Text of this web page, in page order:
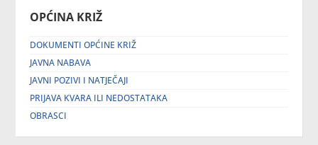
OPĆINA KRIŽ
DOKUMENTI OPĆINE KRIŽ
JAVNA NABAVA
JAVNI POZIVI I NATJEČAJI
PRIJAVA KVARA ILI NEDOSTATAKA
OBRASCI